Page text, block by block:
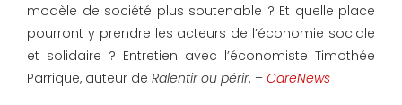
modèle de société plus soutenable ? Et quelle place
pourront y prendre les acteurs de l’économie sociale
et solidaire ? Entretien avec l’économiste Timothée
Parrique, auteur de Ralentir ou périr. – CareNews